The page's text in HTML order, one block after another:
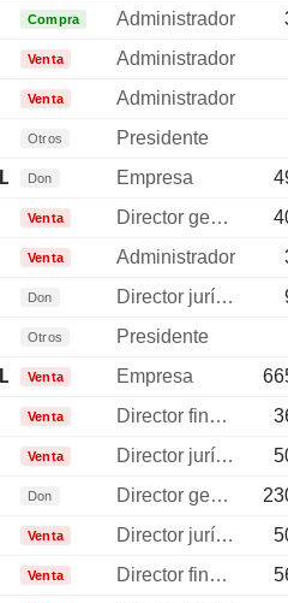
Compra Administrador
Venta
Administrador
Venta
Administrador
Otros
Presidente
(California)
Don Empresa
Venta Director general
Venta Administrador
Don Director jurídico
Otros
Presidente
(California)
Venta Empresa
Venta Director financiero
Venta Director jurídico
Don Director general
Venta Director jurídico
Venta Director financiero